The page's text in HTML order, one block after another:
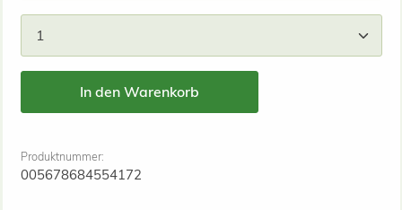
In den Warenkorb
Produktnummer:
005678684554172